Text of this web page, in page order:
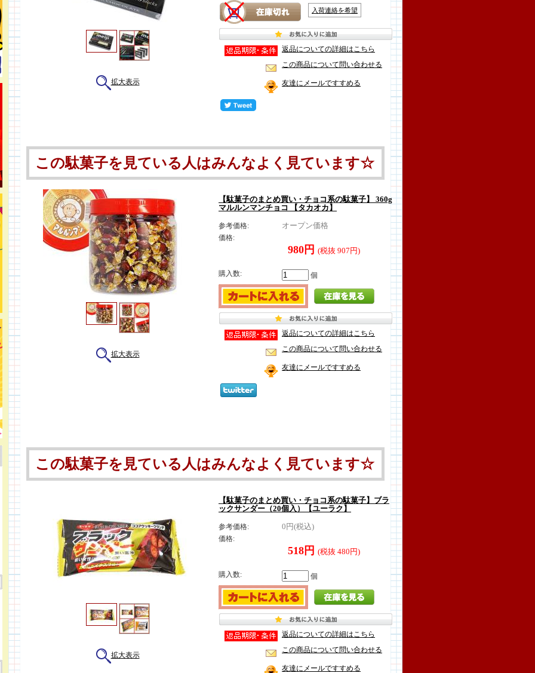
拡大表示
入荷連絡を希望
返品についての詳細はこちら
この商品について問い合わせる
友達にメールですすめる
この駄菓子を見ている人はみんなよく見ています☆
拡大表示
【駄菓子のまとめ買い・チョコ系の駄菓子】 360g
マルルンマンチョコ 【タカオカ】
参考価格: オープン価格
価格:
980円 (税抜 907円)
購入数: 個
返品についての詳細はこちら
この商品について問い合わせる
友達にメールですすめる
この駄菓子を見ている人はみんなよく見ています☆
拡大表示
【駄菓子のまとめ買い・チョコ系の駄菓子】ブラ
ックサンダー（20個入）【ユーラク】
参考価格: 0円(税込)
価格:
518円 (税抜 480円)
購入数: 個
返品についての詳細はこちら
この商品について問い合わせる
友達にメールですすめる